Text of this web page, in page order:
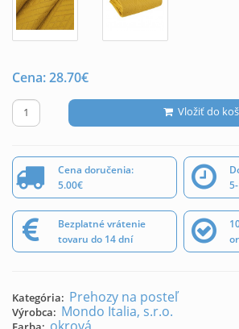
Cena:28.70€
Vložiť do
Cena doručenia:
5.00€
Bezplatné vrátenie
tovaru do 14 dní
Kategória: Prehozy na posteľ
Výrobca: Mondo Italia, s.r.o.